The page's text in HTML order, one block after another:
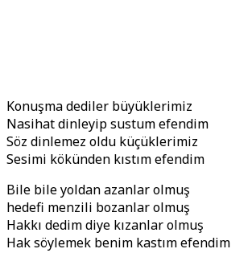
Konuşma dediler büyüklerimiz
Nasihat dinleyip sustum efendim
Söz dinlemez oldu küçüklerimiz
Sesimi kökünden kıstım efendim
Bile bile yoldan azanlar olmuş
hedefi menzili bozanlar olmuş
Hakkı dedim diye kızanlar olmuş
Hak söylemek benim kastım efendim